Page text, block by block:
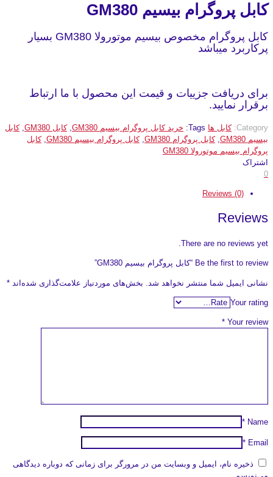
کابل پروگرام بیسیم GM380
کابل پروگرام مخصوص بیسیم موتورولا GM380 بسیار
پرکاربرد میباشد
برای دریافت جزییات و قیمت این محصول با ما ارتباط
برقرار نمایید.
Category: کابل ها Tags: خرید کابل پروگرام بیسیم GM380 ,کابل GM380 ,کابل
بیسیم GM380
,کابل پروگرام GM380 ,کابل پروگرام بیسیم GM380 ,کابل
پروگرام بیسیم موتورولا GM380
اشتراک
0
Reviews (0)
Reviews
There are no reviews yet.
Be the first to review “کابل پروگرام بیسیم GM380”
نشانی ایمیل شما منتشر نخواهد شد. بخش‌های موردنیاز علامت‌گذاری شده‌اند *
Your rating
Your review
*
Name
*
Email
*
ذخیره نام، ایمیل و وبسایت من در مرورگر برای زمانی که دوباره دیدگاهی